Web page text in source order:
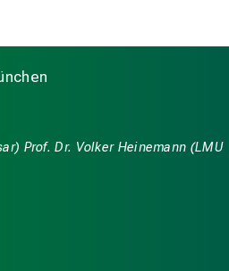
Prof. Dr. Volker Heinemann (LMU